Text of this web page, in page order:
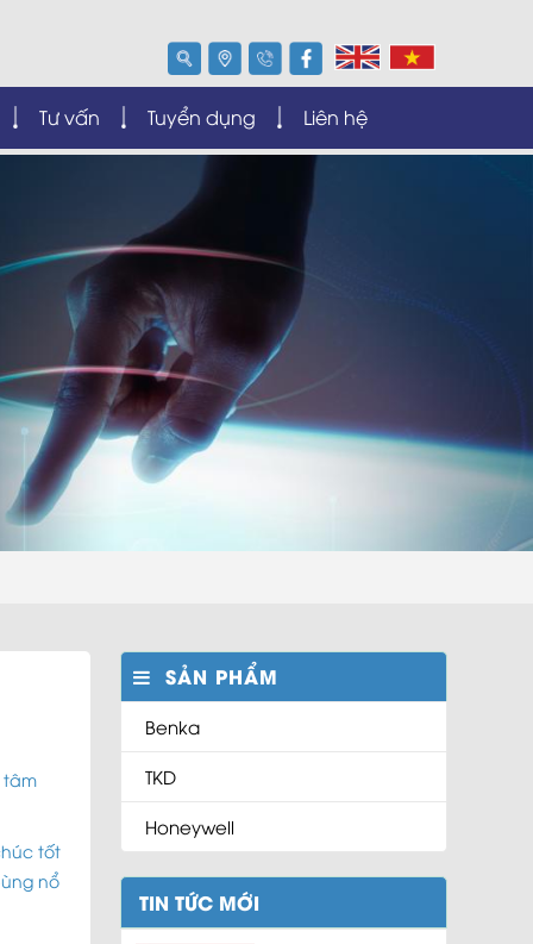
Tư vấn Tuyển dụng Liên hệ
tâm
tốt
nổ
SẢN PHẨM
Benka
TKD
Honeywell
TIN TỨC MỚI